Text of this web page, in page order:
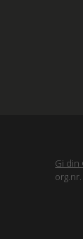
Gi din
org.nr.